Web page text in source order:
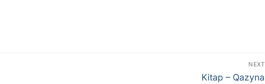
NEXT
Kitap – Qazyna